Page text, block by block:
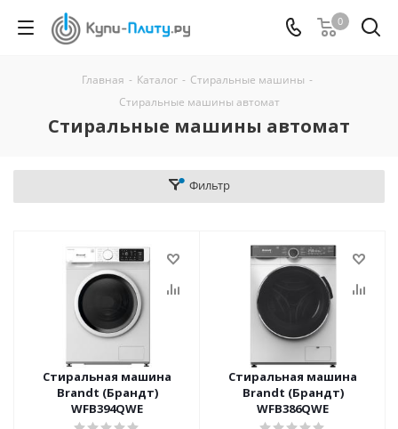
0
Главная - Каталог - Стиральные машины -
Стиральные машины автомат
Стиральные машины автомат
Фильтр
Стиральная машина
Brandt (Брандт)
WFB394QWE
Стиральная машина
Brandt (Брандт)
WFB386QWE